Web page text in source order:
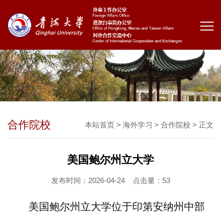
本站首页 > 海外学习 > 合作院校 > 正文
合作院校
美国鲍尔州立大学
发布时间：2026-04-24 点击量： 53
美国鲍尔州立大学位于印第安纳州中部